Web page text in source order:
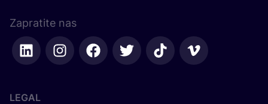
Zapratite nas
LEGAL